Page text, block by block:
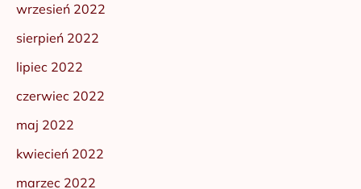
wrzesień 2022
sierpień 2022
lipiec 2022
czerwiec 2022
maj 2022
kwiecień 2022
marzec 2022